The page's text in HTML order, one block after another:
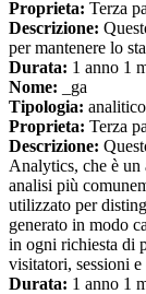
Proprieta: Terza
Descrizione:
per mantenere lo
Durata: 1 anno 1
Nome: _ga
Tipologia: analitico
Proprieta: Terza
Descrizione:
Analytics, che è
analisi più
utilizzato per
generato in modo
in ogni richiesta di
visitatori, sessioni
Durata: 1 anno 1